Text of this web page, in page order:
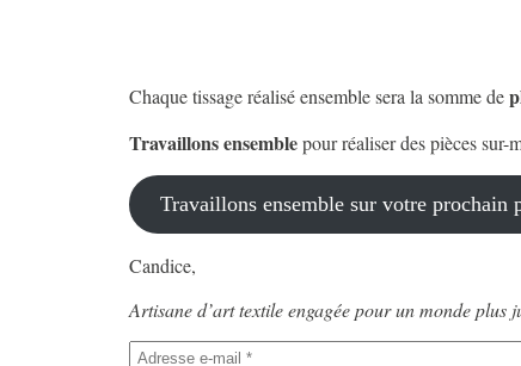
Chaque tissage réalisé ensemble sera la somme de
Travaillons ensemblepour réaliser des pièces sur-
Travaillons ensemble sur votre prochain
Candice,
Artisane d’art textile engagée pour un monde plus